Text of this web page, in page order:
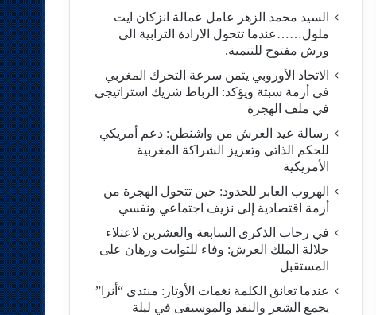
السيد محمد الزهر عامل عمالة انزكان ايت
ملول……عندما تتحول الارادة الترابية الى
ورش مفتوح للتنمية.
الاتحاد الأوروبي يثمن سرعة التحرك المغربي
في أزمة سبتة ويؤكد: الرباط شريك استراتيجي
في ملف الهجرة
رسالة عيد العرش من واشنطن: دعم أمريكي
للحكم الذاتي وتعزيز الشراكة المغربية
الأمريكية
​الهروب العابر للحدود: حين تتحول الهجرة من
أزمة اقتصادية إلى نزيف اجتماعي ونفسي
في رحاب الذكرى السابعة والعشرين لاعتلاء
جلالة الملك العرش: وفاء للثوابت ورهان على
المستقبل
​عندما تعانق الكلمة نغمات الأوتار: منتدى “أنزا”
يجمع الشعر والنقد والموسيقى في ليلة